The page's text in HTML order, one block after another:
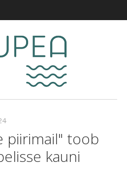
piirimail" toob
kauni